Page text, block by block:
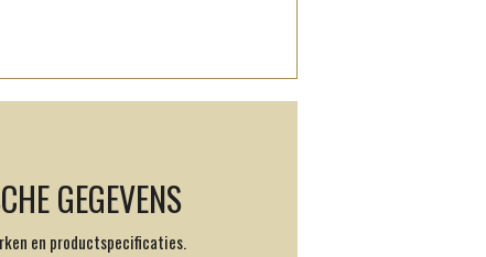
GEGEVENS
en productspecificaties.